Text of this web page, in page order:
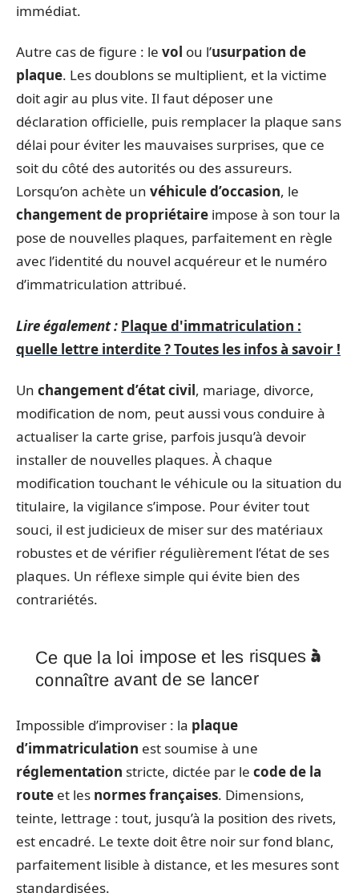
immédiat.
Autre cas de figure : le vol ou l’usurpation de
plaque. Les doublons se multiplient, et la victime
doit agir au plus vite. Il faut déposer une
déclaration officielle, puis remplacer la plaque sans
délai pour éviter les mauvaises surprises, que ce
soit du côté des autorités ou des assureurs.
Lorsqu’on achète un véhicule d’occasion, le
changement de propriétaire impose à son tour la
pose de nouvelles plaques, parfaitement en règle
avec l’identité du nouvel acquéreur et le numéro
d’immatriculation attribué.
Lire également : Plaque d'immatriculation :
quelle lettre interdite ? Toutes les infos à savoir !
Un changement d’état civil, mariage, divorce,
modification de nom, peut aussi vous conduire à
actualiser la carte grise, parfois jusqu’à devoir
installer de nouvelles plaques. À chaque
modification touchant le véhicule ou la situation du
titulaire, la vigilance s’impose. Pour éviter tout
souci, il est judicieux de miser sur des matériaux
robustes et de vérifier régulièrement l’état de ses
plaques. Un réflexe simple qui évite bien des
contrariétés.
Ce que la loi impose et les risques à
connaître avant de se lancer
Impossible d’improviser : la plaque
d’immatriculation est soumise à une
réglementation stricte, dictée par le code de la
route et les normes françaises. Dimensions,
teinte, lettrage : tout, jusqu’à la position des rivets,
est encadré. Le texte doit être noir sur fond blanc,
parfaitement lisible à distance, et les mesures sont
standardisées.